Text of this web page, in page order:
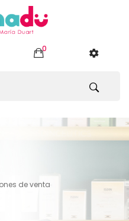
0
de venta